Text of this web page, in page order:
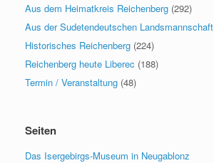
Aus dem Heimatkreis Reichenberg (292)
Aus der Sudetendeutschen Landsmannschaft
Historisches Reichenberg (224)
Reichenberg heute Liberec (188)
Termin / Veranstaltung (48)
Seiten
Das Isergebirgs-Museum in Neugablonz